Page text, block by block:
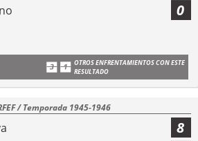
0
OTROS ENFRENTAMIENTOS CON ESTE
RESULTADO
/ Temporada 1945-1946
8